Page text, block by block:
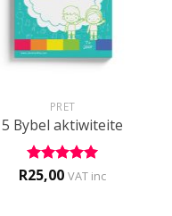
PRET
5 Bybel aktiwiteite
Rated 5
R25,00 VAT inc